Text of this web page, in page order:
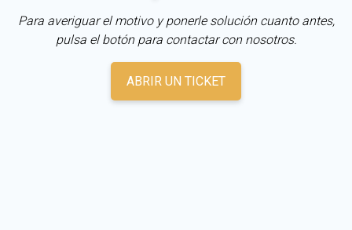
Para averiguar el motivo y ponerle solución cuanto antes,
pulsa el botón para contactar con nosotros.
ABRIR UN TICKET